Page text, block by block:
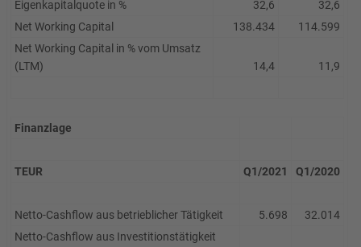
Eigenkapitalquote in %
32,6
32,6
Net Working Capital
138.434
114.599
Net Working Capital in % vom Umsatz
(LTM)
14,4 11,9
Finanzlage
TEUR Q1/2021 Q1/2020
Netto-Cashflow aus betrieblicher Tätigkeit 5.698
32.014
Netto-Cashflow aus Investitionstätigkeit